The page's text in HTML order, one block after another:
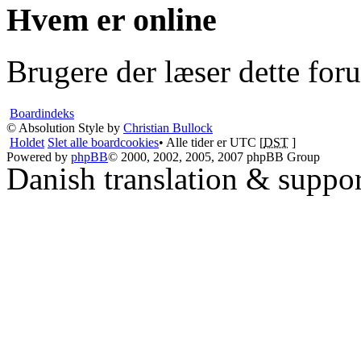
Hvem er online
Brugere der læser dette
Boardindeks
© Absolution Style by Christian Bullock
Holdet Slet alle boardcookies• Alle tider er UTC [DST ]
Powered by phpBB© 2000, 2002, 2005, 2007 phpBB Group
Danish translation &